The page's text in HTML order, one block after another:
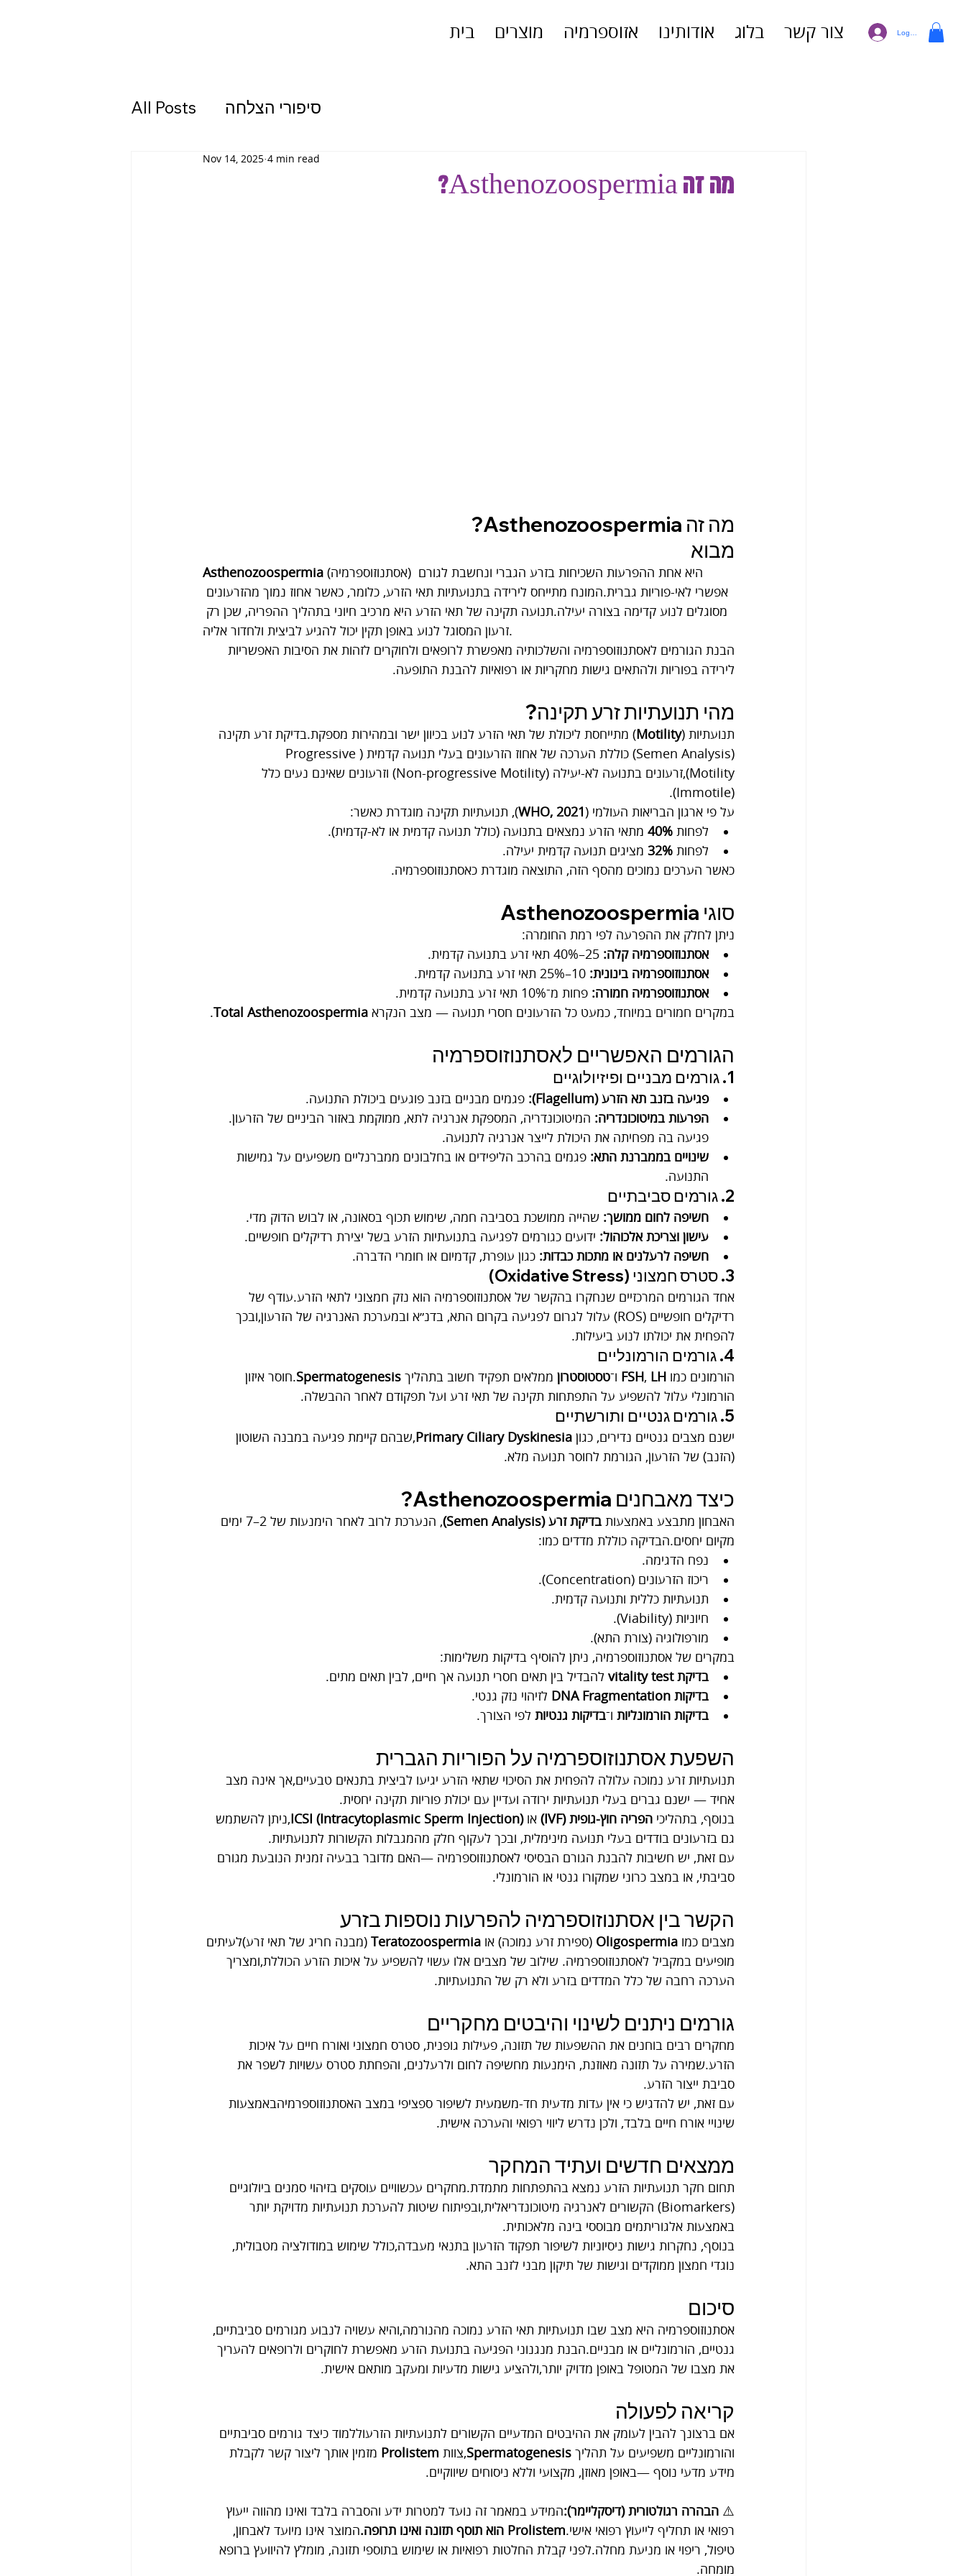
בית מוצרים אזוספרמיה אודותינו בלוג צור קשר Log In
All Posts סיפורי הצלחה
מה זה Asthenozoospermia?
Nov 14, 2025 4 min read
מה זה Asthenozoospermia?
מבוא
Asthenozoospermia (אסתנוזוספרמיה) היא אחת ההפרעות השכיחות בזרע הגברי ונחשבת לגורם
אפשרי לאי-פוריות גברית.המונח מתייחס לירידה בתנועתיות תאי הזרע, כלומר, כאשר אחוז נמוך מהזרעונים
מסוגלים לנוע קדימה בצורה יעילה.תנועה תקינה של תאי הזרע היא מרכיב חיוני בתהליך ההפריה, שכן רק
זרעון המסוגל לנוע באופן תקין יכול להגיע לביצית ולחדור אליה.
הבנת הגורמים לאסתנוזוספרמיה והשלכותיה מאפשרת לרופאים ולחוקרים לזהות את הסיבות האפשריות
לירידה בפוריות ולהתאים גישות מחקריות או רפואיות להבנת התופעה.
מהי תנועתיות זרע תקינה?
תנועתיות (Motility) מתייחסת ליכולת של תאי הזרע לנוע בכיוון ישר ובמהירות מספקת.בדיקת זרע תקינה
(Semen Analysis) כוללת הערכה של אחוז הזרעונים בעלי תנועה קדמית (Progressive
Motility),זרעונים בתנועה לא-יעילה (Non-progressive Motility) וזרעונים שאינם נעים כלל
(Immotile).
על פי ארגון הבריאות העולמי (WHO, 2021), תנועתיות תקינה מוגדרת כאשר:
לפחות 40% מתאי הזרע נמצאים בתנועה (כולל תנועה קדמית או לא-קדמית).
לפחות 32% מציגים תנועה קדמית יעילה.
כאשר הערכים נמוכים מהסף הזה, התוצאה מוגדרת כאסתנוזוספרמיה.
סוגי Asthenozoospermia
ניתן לחלק את ההפרעה לפי רמת החומרה:
אסתנוזוספרמיה קלה:
אסתנוזוספרמיה בינונית:
אסתנוזוספרמיה חמורה: פחות מ־10% תאי זרע בתנועה קדמית.
במקרים חמורים במיוחד, כמעט כל הזרעונים חסרי תנועה — מצב הנקרא Total Asthenozoospermia
.
הגורמים האפשריים לאסתנוזוספרמיה
1. גורמים מבניים ופיזיולוגיים
פגיעה בזנב תא הזרע (Flagellum):
פגמים מבניים בזנב פוגעים ביכולת התנועה.
הפרעות במיטוכונדריה: המיטוכונדריה, המספקת אנרגיה לתא, ממוקמת באזור הביניים של הזרעון.
פגיעה בה מפחיתה את היכולת לייצר אנרגיה לתנועה.
שינויים בממברנת התא: פגמים בהרכב הליפידים או בחלבונים ממברנליים משפיעים על גמישות
התנועה.
2. גורמים סביבתיים
חשיפה לחום ממושך: שהייה ממושכת בסביבה חמה, שימוש תכוף בסאונה, או לבוש הדוק מדי.
עישון וצריכת אלכוהול: ידועים כגורמים לפגיעה בתנועתיות הזרע בשל יצירת רדיקלים חופשיים.
חשיפה לרעלנים או מתכות כבדות: כגון עופרת, קדמיום או חומרי הדברה.
3. סטרס חמצוני (Oxidative Stress)
אחד הגורמים המרכזיים שנחקרו בהקשר של אסתנוזוספרמיה הוא נזק חמצוני לתאי הזרע.עודף של
רדיקלים חופשיים (ROS) עלול לגרום לפגיעה בקרום התא, בדנ״א ובמערכת האנרגיה של הזרעון,ובכך
להפחית את יכולתו לנוע ביעילות.
4. גורמים הורמונליים
הורמונים כמו FSH, LH ו־טסטוסטרון ממלאים תפקיד חשוב בתהליך Spermatogenesis.חוסר איזון
הורמונלי עלול להשפיע על התפתחות תקינה של תאי זרע ועל תפקודם לאחר ההבשלה.
5. גורמים גנטיים ותורשתיים
ישנם מצבים גנטיים נדירים, כגון Primary Ciliary Dyskinesia,שבהם קיימת פגיעה במבנה השוטון
(הזנב) של הזרעון, הגורמת לחוסר תנועה מלא.
כיצד מאבחנים Asthenozoospermia?
האבחון מתבצע באמצעות בדיקת זרע (Semen Analysis)
, הנערכת לרוב לאחר הימנעות של 2–7 ימים
מקיום יחסים.הבדיקה כוללת מדדים כמו:
נפח הדגימה.
ריכוז הזרעונים (Concentration).
תנועתיות כללית ותנועה קדמית.
חיוניות (Viability).
מורפולוגיה (צורת התא).
במקרים של אסתנוזוספרמיה, ניתן להוסיף בדיקות משלימות:
בדיקת vitality test
להבדיל בין תאים חסרי תנועה אך חיים, לבין תאים מתים.
בדיקות DNA Fragmentation
לזיהוי נזק גנטי.
בדיקות הורמונליות ו־בדיקות גנטיות לפי הצורך.
השפעת אסתנוזוספרמיה על הפוריות הגברית
תנועתיות זרע נמוכה עלולה להפחית את הסיכוי שתאי הזרע יגיעו לביצית בתנאים טבעיים,אך אינה מצב
אחיד — ישנם גברים בעלי תנועתיות ירודה ועדיין עם יכולת פוריות תקינה יחסית.
בנוסף, בתהליכי הפריה חוץ-גופית (IVF) או ICSI (Intracytoplasmic Sperm Injection),ניתן להשתמש
גם בזרעונים בודדים בעלי תנועה מינימלית, ובכך לעקוף חלק מהמגבלות הקשורות לתנועתיות.
עם זאת, יש חשיבות להבנת הגורם הבסיסי לאסתנוזוספרמיה —האם מדובר בבעיה זמנית הנובעת מגורם
סביבתי, או במצב כרוני שמקורו גנטי או הורמונלי.
הקשר בין אסתנוזוספרמיה להפרעות נוספות בזרע
מצבים כמו Oligospermia (ספירת זרע נמוכה) או Teratozoospermia (מבנה חריג של תאי זרע)לעיתים
מופיעים במקביל לאסתנוזוספרמיה. שילוב של מצבים אלו עשוי להשפיע על איכות הזרע הכוללת,ומצריך
הערכה רחבה של כלל המדדים בזרע ולא רק של התנועתיות.
גורמים ניתנים לשינוי והיבטים מחקריים
מחקרים רבים בוחנים את ההשפעות של תזונה, פעילות גופנית, סטרס חמצוני ואורח חיים על איכות
הזרע.שמירה על תזונה מאוזנת, הימנעות מחשיפה לחום ולרעלנים, והפחתת סטרס עשויות לשפר את
סביבת ייצור הזרע.
עם זאת, יש להדגיש כי אין עדות מדעית חד-משמעית לשיפור ספציפי במצב האסתנוזוספרמיהבאמצעות
שינויי אורח חיים בלבד, ולכן נדרש ליווי רפואי והערכה אישית.
ממצאים חדשים ועתיד המחקר
תחום חקר תנועתיות הזרע נמצא בהתפתחות מתמדת.מחקרים עכשוויים עוסקים בזיהוי סמנים ביולוגיים
(Biomarkers) הקשורים לאנרגיה מיטוכונדריאלית,ובפיתוח שיטות להערכת תנועתיות מדויקת יותר
באמצעות אלגוריתמים מבוססי בינה מלאכותית.
בנוסף, נחקרות גישות ניסיוניות לשיפור תפקוד הזרעון בתנאי מעבדה,כולל שימוש במודולציה מטבולית,
נוגדי חמצון ממוקדים וגישות של תיקון מבני לזנב התא.
סיכום
אסתנוזוספרמיה היא מצב שבו תנועתיות תאי הזרע נמוכה מהנורמה,והיא עשויה לנבוע מגורמים סביבתיים,
גנטיים, הורמונליים או מבניים.הבנת מנגנוני הפגיעה בתנועת הזרע מאפשרת לחוקרים ולרופאים להעריך
את מצבו של המטופל באופן מדויק יותר,ולהציע גישות מדעיות ומעקב מותאם אישית.
קריאה לפעולה
אם ברצונך להבין לעומק את ההיבטים המדעיים הקשורים לתנועתיות הזרעוללמוד כיצד גורמים סביבתיים
והורמונליים משפיעים על תהליך Spermatogenesis,צוות Prolistem מזמין אותך ליצור קשר לקבלת
מידע מדעי נוסף —באופן מאוזן, מקצועי וללא ניסוחים שיווקיים.
⚠️ הבהרה רגולטורית (דיסקליימר):המידע במאמר זה נועד למטרות ידע והסברה בלבד ואינו מהווה ייעוץ
רפואי או תחליף לייעוץ רפואי אישי.Prolistem הוא תוסף תזונה ואינו תרופה.
המוצר אינו מיועד לאבחון,
טיפול, ריפוי או מניעת מחלה.לפני קבלת החלטות רפואיות או שימוש בתוספי תזונה, מומלץ להיוועץ ברופא
מומחה.